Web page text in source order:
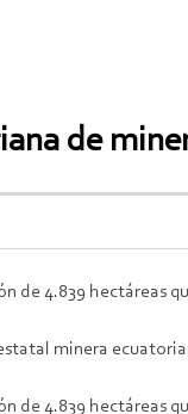
de
de 4.839 hectáreas
minera
de 4.839 hectáreas